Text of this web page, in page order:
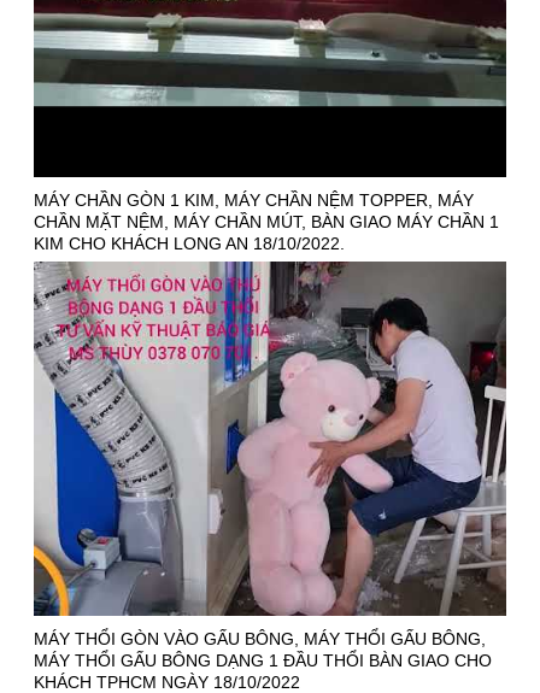
MÁY CHẦN GÒN 1 KIM, MÁY CHẦN NỆM TOPPER, MÁY
CHẦN MẶT NỆM, MÁY CHẦN MÚT, BÀN GIAO MÁY CHẦN 1
KIM CHO KHÁCH LONG AN 18/10/2022.
MÁY THỔI GÒN VÀO GẤU BÔNG, MÁY THỔI GẤU BÔNG,
MÁY THỔI GẤU BÔNG DẠNG 1 ĐẦU THỔI BÀN GIAO CHO
KHÁCH TPHCM NGÀY 18/10/2022